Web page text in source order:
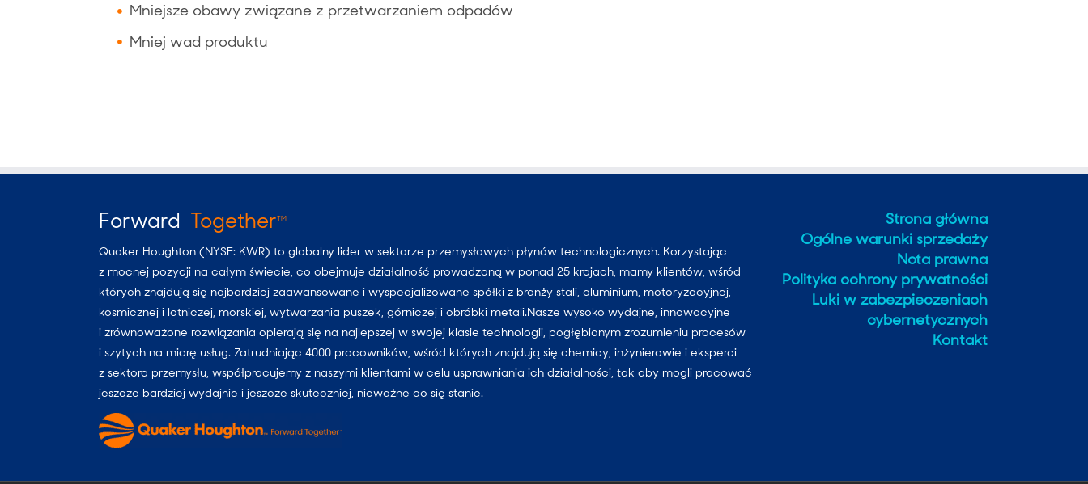
Mniejsze obawy związane z przetwarzaniem odpadów
Mniej wad produktu
Forward TogetherTM
Quaker Houghton (NYSE: KWR) to globalny lider w sektorze przemysłowych płynów technologicznych. Korzystając
z mocnej pozycji na całym świecie, co obejmuje działalność prowadzoną w ponad 25 krajach, mamy klientów, wśród
których znajdują się najbardziej zaawansowane i wyspecjalizowane spółki z branży stali, aluminium, motoryzacyjnej,
kosmicznej i lotniczej, morskiej, wytwarzania puszek, górniczej i obróbki metali.Nasze wysoko wydajne, innowacyjne
i zrównoważone rozwiązania opierają się na najlepszej w swojej klasie technologii, pogłębionym zrozumieniu procesów
i szytych na miarę usług. Zatrudniając 4000 pracowników, wśród których znajdują się chemicy, inżynierowie i eksperci
z sektora przemysłu, współpracujemy z naszymi klientami w celu usprawniania ich działalności, tak aby mogli pracować
jeszcze bardziej wydajnie i jeszcze skuteczniej, nieważne co się stanie.
Strona główna
Ogólne warunki sprzedaży
Nota prawna
Polityka ochrony prywatności
Luki w zabezpieczeniach
cybernetycznych
Kontakt